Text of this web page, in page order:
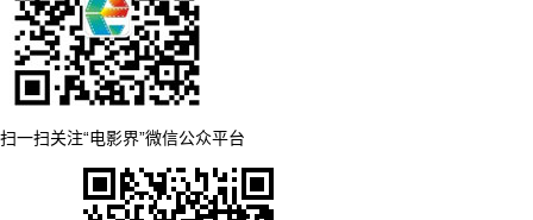
扫一扫关注“电影界”微信公众平台